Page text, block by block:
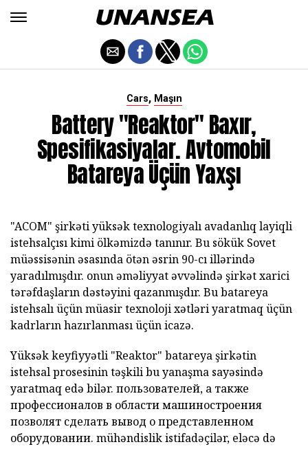
Cars, Maşın
Battery "reaktor" Baxır,
Spesifikasiyalar. Avtomobil
Batareya Üçün Yaxşı
"ACOM" şirkəti yüksək texnologiyalı avadanlıq layiqli
istehsalçısı kimi ölkəmizdə tanınır. Bu sökük Sovet
müəssisənin əsasında ötən əsrin 90-cı illərində
yaradılmışdır. onun əməliyyat əvvəlində şirkət xarici
tərəfdaşların dəstəyini qazanmışdır. Bu batareya
istehsalı üçün müasir texnoloji xətləri yaratmaq üçün
kadrların hazırlanması üçün icazə.
Yüksək keyfiyyətli "Reaktor" batareyaşirkətin
istehsalprosesinintəşkili bu yanaşma sayəsində
yaratmaq edə bilər. пользователей, а также
профессионалов в области машиностроения
позволят сделать вывод о представленном
оборудовании. mühəndislik istifadəçilər, eləcə də